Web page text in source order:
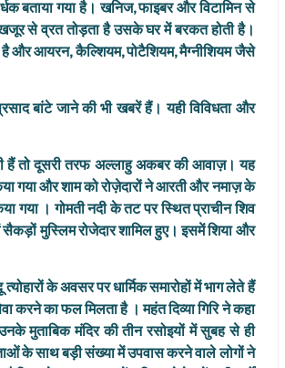
बताया गया है। खनिज, फाइबर और विटामिन से
से व्रत तोड़ता है उसके घर में बरकत होती है।
और आयरन, कैल्शियम, पोटैशियम, मैग्नीशियम जैसे
प्रसाद बांटे जाने की भी खबरें हैं। यही विविधता और
हैं तो दूसरी तरफ अल्लाहु अकबर की आवाज़। यह
गया और शाम को रोज़ेदारों ने आरती और नमाज़ के
गया । गोमती नदी के तट पर स्थित प्राचीन शिव
सैकड़ों मुस्लिम रोजेदार शामिल हुए। इसमें शिया और
के अवसर पर धार्मिक समारोहों में भाग लेते हैं
करने का फल मिलता है । महंत दिव्या गिरि ने कहा
मुताबिक मंदिर की तीन रसोइयों में सुबह से ही
नेताओं के साथ बड़ी संख्या में उपवास करने वाले लोगों ने